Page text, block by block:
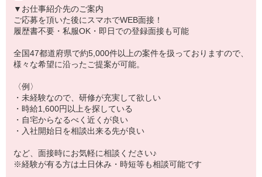
▼お仕事紹介先のご案内
ご応募を頂いた後にスマホでWEB面接！
履歴書不要・私服OK・即日での登録面接も可能
全国47都道府県で約5,000件以上の案件を扱っておりますので、
様々な希望に沿ったご提案が可能。
〈例〉
・未経験なので、研修が充実して欲しい
・時給1,600円以上を探している
・自宅からなるべく近くが良い
・入社開始日を相談出来る先が良い
など、面接時にお気軽に相談ください♪
※経験が有る方は土日休み・時短等も相談可能です